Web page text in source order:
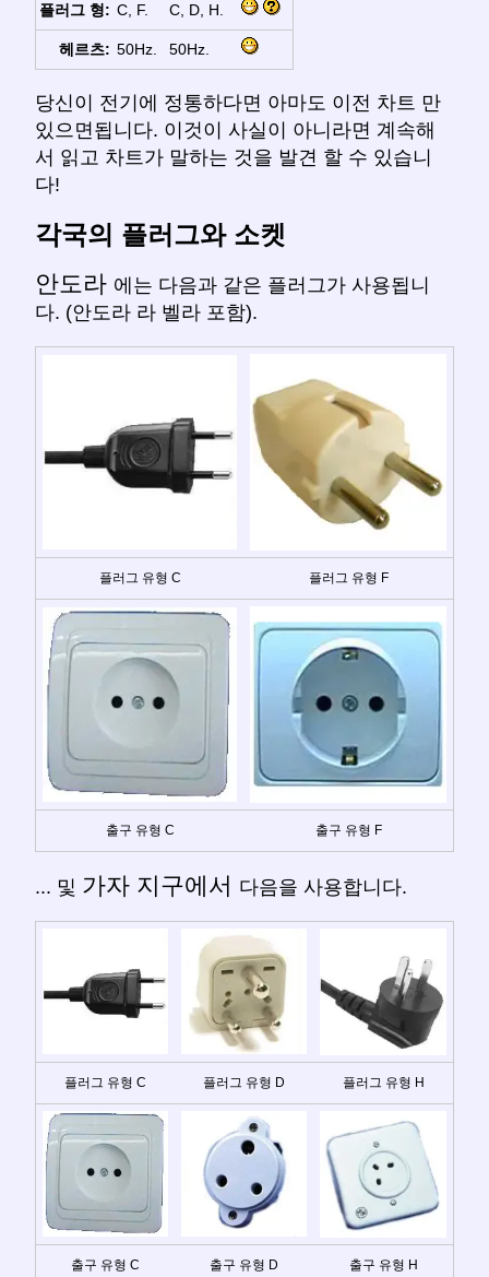
플러그 형: C, F. C, D, H.
헤르츠: 50Hz. 50Hz.
당신이 전기에 정통하다면 아마도 이전 차트 만
있으면됩니다. 이것이 사실이 아니라면 계속해
서 읽고 차트가 말하는 것을 발견 할 수 있습니
다!
각국의 플러그와 소켓
안도라 에는 다음과 같은 플러그가 사용됩니
다. (안도라 라 벨라 포함).
플러그 유형 C 플러그 유형 F
출구 유형 C 출구 유형 F
... 및 가자 지구에서 다음을 사용합니다.
플러그 유형 C 플러그 유형 D 플러그 유형 H
출구 유형 C 출구 유형 D 출구 유형 H